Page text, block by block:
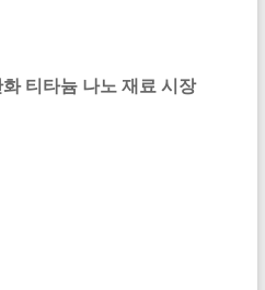
티타늄 나노 재료 시장